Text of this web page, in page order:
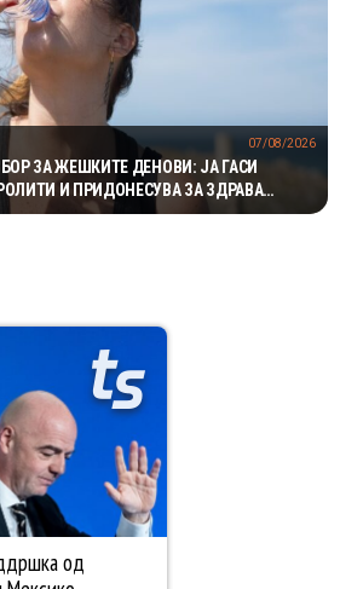
ЗА ЖЕШКИТЕ ДЕНОВИ: ЈА ГАСИ
И ПРИДОНЕСУВА ЗА ЗДРАВА
07/08/2026